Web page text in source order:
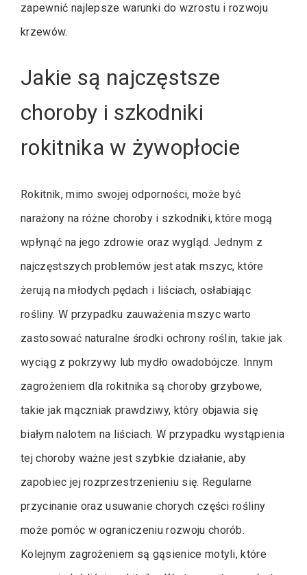
zapewnić najlepsze warunki do wzrostu i rozwoju
krzewów.
Jakie są najczęstsze
choroby i szkodniki
rokitnika w żywopłocie
Rokitnik, mimo swojej odporności, może być
narażony na różne choroby i szkodniki, które mogą
wpłynąć na jego zdrowie oraz wygląd. Jednym z
najczęstszych problemów jest atak mszyc, które
żerują na młodych pędach i liściach, osłabiając
rośliny. W przypadku zauważenia mszyc warto
zastosować naturalne środki ochrony roślin, takie jak
wyciąg z pokrzywy lub mydło owadobójcze. Innym
zagrożeniem dla rokitnika są choroby grzybowe,
takie jak mączniak prawdziwy, który objawia się
białym nalotem na liściach. W przypadku wystąpienia
tej choroby ważne jest szybkie działanie, aby
zapobiec jej rozprzestrzenieniu się. Regularne
przycinanie oraz usuwanie chorych części rośliny
może pomóc w ograniczeniu rozwoju chorób.
Kolejnym zagrożeniem są gąsienice motyli, które